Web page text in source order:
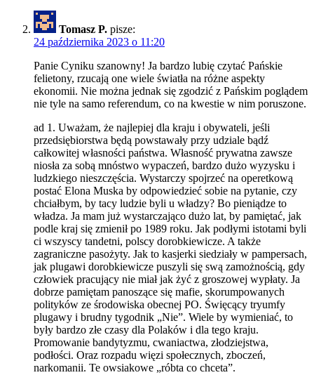
Tomasz P. pisze:
24 października 2023 o 11:20
Panie Cyniku szanowny! Ja bardzo lubię czytać Pańskie
felietony, rzucają one wiele światła na różne aspekty
ekonomii. Nie można jednak się zgodzić z Pańskim poglądem
nie tyle na samo referendum, co na kwestie w nim poruszone.
ad 1. Uważam, że najlepiej dla kraju i obywateli, jeśli
przedsiębiorstwa będą powstawały przy udziale bądź
całkowitej własności państwa. Własność prywatna zawsze
niosła za sobą mnóstwo wypaczeń, bardzo dużo wyzysku i
ludzkiego nieszczęścia. Wystarczy spojrzeć na operetkową
postać Elona Muska by odpowiedzieć sobie na pytanie, czy
chciałbym, by tacy ludzie byli u władzy? Bo pieniądze to
władza. Ja mam już wystarczająco dużo lat, by pamiętać, jak
podle kraj się zmienił po 1989 roku. Jak podłymi istotami byli
ci wszyscy tandetni, polscy dorobkiewicze. A także
zagraniczne pasożyty. Jak to kasjerki siedziały w pampersach,
jak plugawi dorobkiewicze puszyli się swą zamożnością, gdy
człowiek pracujący nie miał jak żyć z groszowej wypłaty. Ja
dobrze pamiętam panoszące się mafie, skorumpowanych
polityków ze środowiska obecnej PO. Święcący tryumfy
plugawy i brudny tygodnik „Nie”. Wiele by wymieniać, to
były bardzo złe czasy dla Polaków i dla tego kraju.
Promowanie bandytyzmu, cwaniactwa, złodziejstwa,
podłości. Oraz rozpadu więzi społecznych, zboczeń,
narkomanii. Te owsiakowe „róbta co chceta”.